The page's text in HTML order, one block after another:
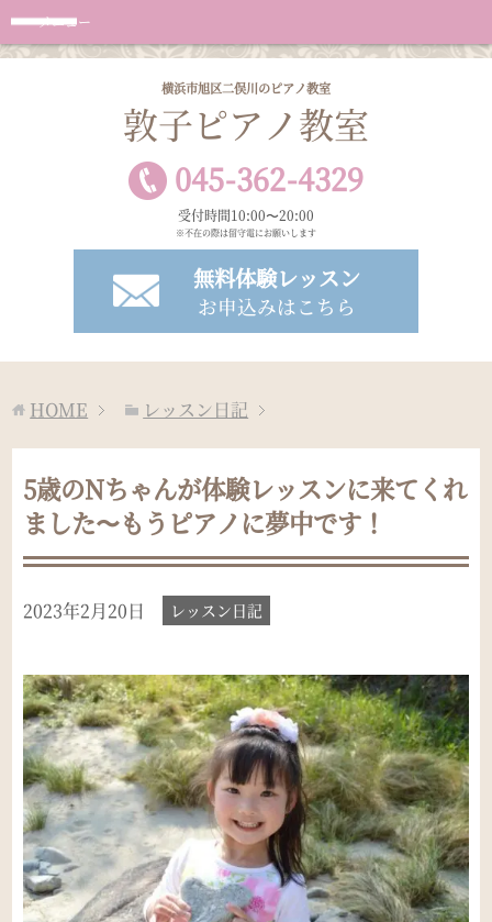
横浜市旭区二俣川のピアノ教室
敦子ピアノ教室
045-362-4329
受付時間10:00〜20:00
※不在の際は留守電にお願いします
無料体験レッスン
お申込みはこちら
メニュー
HOME レッスン日記
5歳のNちゃんが体験レッスンに来てくれ
ました〜もうピアノに夢中です！
2023年2月20日 レッスン日記